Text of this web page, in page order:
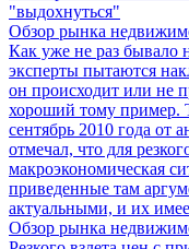
"выдохнуться"
Обзор рынка
Как уже не раз бывало
эксперты пытаются
он происходит или не
хороший тому пример.
сентябрь 2010 года от
отмечал, что для
макроэкономическая
приведенные там
актуальными, и их
Обзор рынка